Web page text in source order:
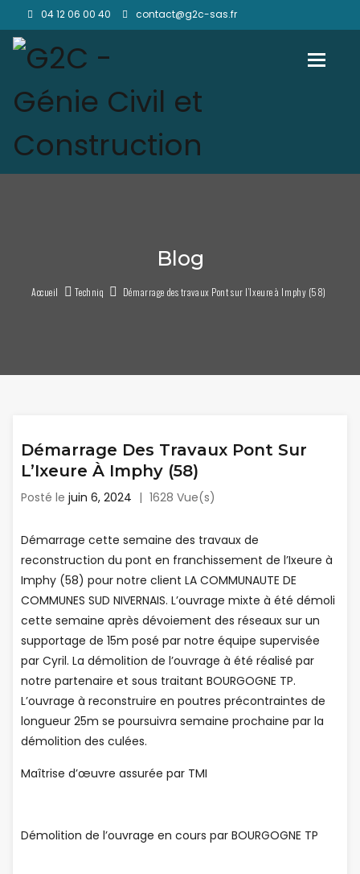
04 12 06 00 40 contact@g2c-sas.fr
Blog
Accueil Techniq Démarrage des travaux Pont sur l’Ixeure à Imphy (58)
Démarrage Des Travaux Pont Sur
L’Ixeure À Imphy (58)
Posté le juin 6, 2024 | 1628 Vue(s)
Démarrage cette semaine des travaux de
reconstruction du pont en franchissement de l’Ixeure à
Imphy (58) pour notre client LA COMMUNAUTE DE
COMMUNES SUD NIVERNAIS. L’ouvrage mixte à été démoli
cette semaine après dévoiement des réseaux sur un
supportage de 15m posé par notre équipe supervisée
par Cyril. La démolition de l’ouvrage à été réalisé par
notre partenaire et sous traitant BOURGOGNE TP.
L’ouvrage à reconstruire en poutres précontraintes de
longueur 25m se poursuivra semaine prochaine par la
démolition des culées.
Maîtrise d’œuvre assurée par TMI
Démolition de l’ouvrage en cours par BOURGOGNE TP